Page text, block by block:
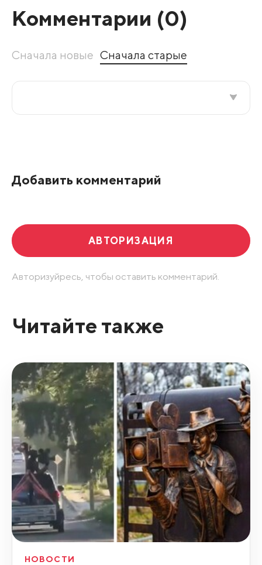
Комментарии (0)
Сначала новые Сначала старые
Добавить комментарий
АВТОРИЗАЦИЯ
Авторизуйресь, чтобы оставить комментарий.
Читайте также
НОВОСТИ